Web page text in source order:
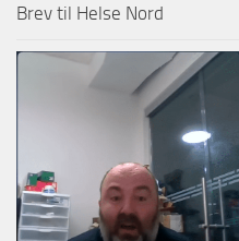
Brev til Helse Nord